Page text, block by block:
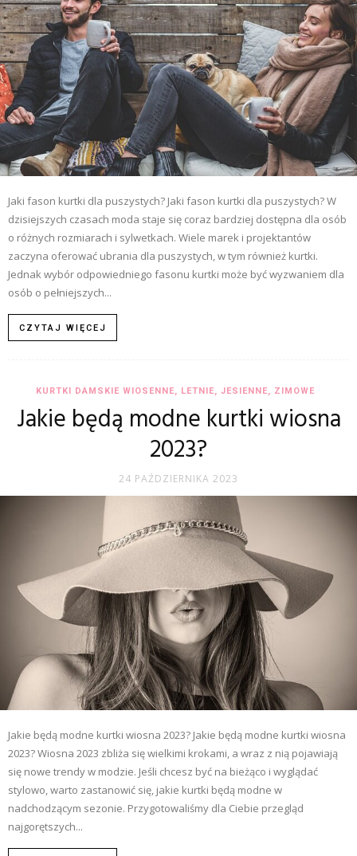
Jaki fason kurtki dla puszystych? Jaki fason kurtki dla puszystych? W
dzisiejszych czasach moda staje się coraz bardziej dostępna dla osób
o różnych rozmiarach i sylwetkach. Wiele marek i projektantów
zaczyna oferować ubrania dla puszystych, w tym również kurtki.
Jednak wybór odpowiedniego fasonu kurtki może być wyzwaniem dla
osób o pełniejszych...
CZYTAJ WIĘCEJ
KURTKI DAMSKIE WIOSENNE, LETNIE, JESIENNE, ZIMOWE
Jakie będą modne kurtki wiosna
2023?
24 PAŹDZIERNIKA 2023
Jakie będą modne kurtki wiosna 2023? Jakie będą modne kurtki wiosna
2023? Wiosna 2023 zbliża się wielkimi krokami, a wraz z nią pojawiają
się nowe trendy w modzie. Jeśli chcesz być na bieżąco i wyglądać
stylowo, warto zastanowić się, jakie kurtki będą modne w
nadchodzącym sezonie. Przygotowaliśmy dla Ciebie przegląd
najgorętszych...